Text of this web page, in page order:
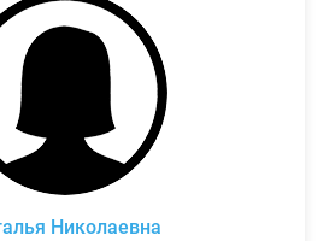
Николаевна